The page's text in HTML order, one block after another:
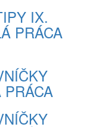
IX.
PRÁCA